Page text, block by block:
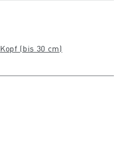
Kopf (bis 30 cm)